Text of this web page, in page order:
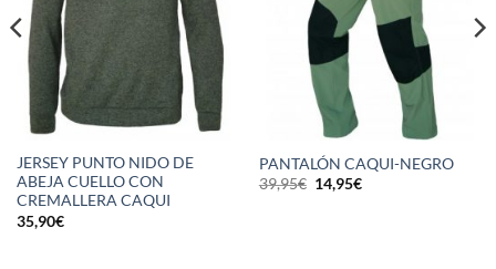
JERSEY PUNTO NIDO DE
ABEJA CUELLO CON
CREMALLERA CAQUI
35,90€
PANTALÓN CAQUI-NEGRO
39,95€ El
precio
14,95€El